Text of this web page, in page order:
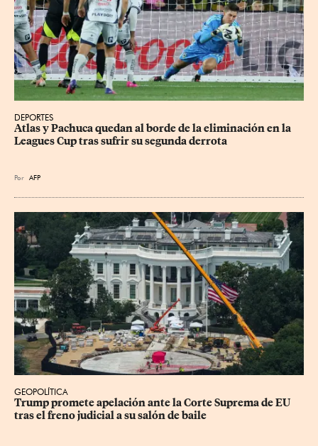
DEPORTES
Atlas y Pachuca quedan al borde de la eliminación en la
Leagues Cup tras sufrir su segunda derrota
Por AFP
GEOPOLÍTICA
Trump promete apelación ante la Corte Suprema de EU
tras el freno judicial a su salón de baile